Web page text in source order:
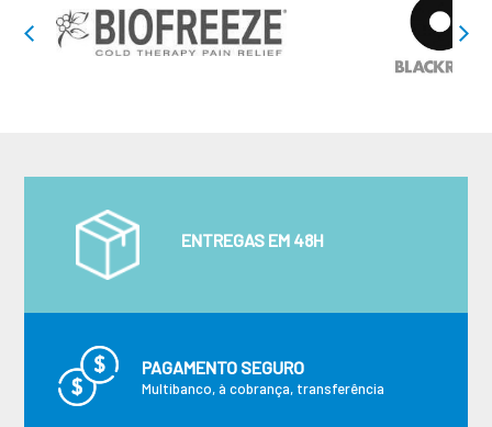
ENTREGAS EM 48H
PAGAMENTO SEGURO
Multibanco, à cobrança, transferência